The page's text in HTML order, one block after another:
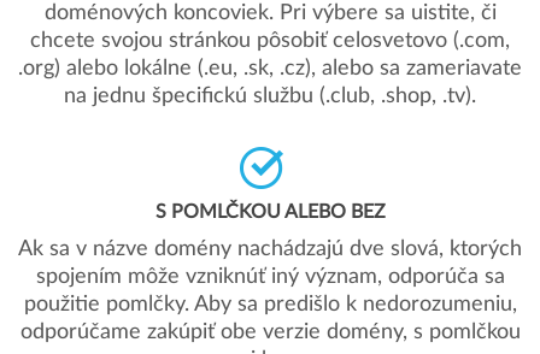
doménových koncoviek. Pri výbere sa uistite, či
chcete svojou stránkou pôsobiť celosvetovo (.com,
.org) alebo lokálne (.eu, .sk, .cz), alebo sa zameriavate
na jednu špecifickú službu (.club, .shop, .tv).
S POMLČKOU ALEBO BEZ
Ak sa v názve domény nachádzajú dve slová, ktorých
spojením môže vzniknúť iný význam, odporúča sa
použitie pomlčky. Aby sa predišlo k nedorozumeniu,
odporúčame zakúpiť obe verzie domény, s pomlčkou